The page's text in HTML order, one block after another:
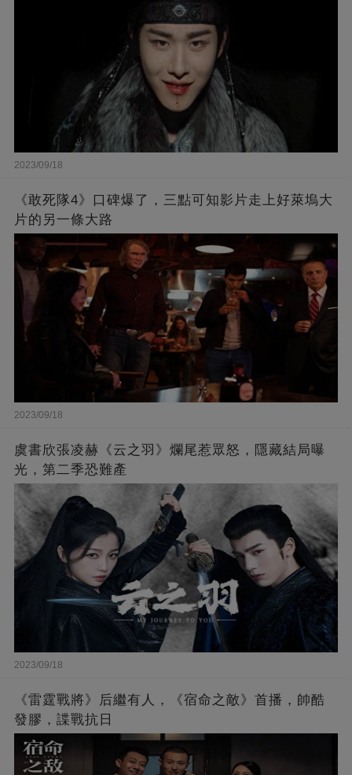
2023/09/18
《敢死隊4》口碑爆了，三點可知影片走上好萊塢大
片的另一條大路
2023/09/18
虞書欣張凌赫《云之羽》爛尾惹眾怒，隱藏結局曝
光，第二季恐難產
2023/09/18
《雷霆戰將》后繼有人，《宿命之敵》首播，帥酷
發膠，諜戰抗日